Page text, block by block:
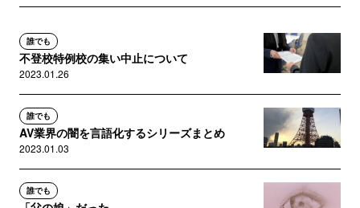
誰でも
不登校特例校の集い中止について
2023.01.26
誰でも
AV業界の闇を言語化するシリーズまとめ
2023.01.03
誰でも